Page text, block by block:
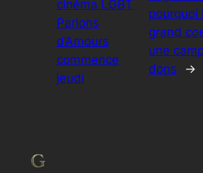
cinéma LGBT
Parlons
d’Amours
commence
jeudi
pourquoi
grand
une
dons
→